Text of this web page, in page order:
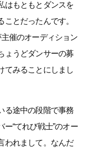
はもともとダンスを
とだったんです。
催のオーディション
ょうどダンサーの募
てみることにしまし
る途中の段階で事務
“てれび戦士”のオー
われまして。なんだ